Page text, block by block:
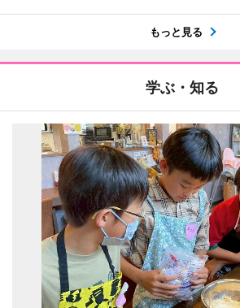
もっと見る
学ぶ・知る